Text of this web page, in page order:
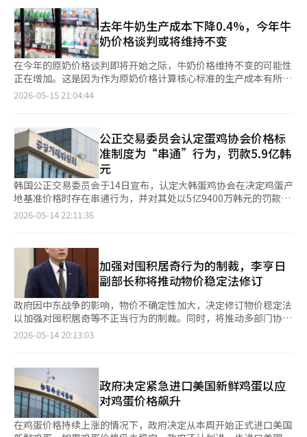
的谈判能力，已完成保障集体协商权的加盟事业法修订，并为120
万家分包商提供了三重安全措施，以确保他们能及时稳定地收到款
项。通过积极的职权调查技术盗窃，整改成果较去年提高了50%以
上，同时也为829万家中小企业和小商户制定了公平交易法修订
案，以便他们通过集体行动与大企业和中型企业进行平等谈判。朱
主席表示：“为了使可持续的公平增长的基调在市场中扎根，公正
交易委员会将继续忠实履行建立公平市场秩序的角色。”※ 本报
道经人工智能（AI）系统翻译与编辑。
787万枚美国和泰国的鸡蛋，预计下个月将再进口224万枚。此次
计划再进口2000万枚，以应对夏季鸡蛋供应减少的情况。农业部
相关人士表示：“由于可产蛋的6个月龄以上的母鸡数量减少，预
计下个月鸡蛋生产量将下降。”他还指出：“6月的日均鸡蛋生产
量预计将比去年减少3.6%，达到4692万枚。”由于供应不足，鸡
蛋价格难以下降。根据畜产质量评估院的数据，今日全国平均零售
价格为7547韩元（约合人民币40元），较去年同期上涨7.58%。
政府还将扩大鸡蛋的折扣支持。从即日起至7月1日，折扣支持单价
韩国养鸡农协、大田忠南养鸡农协和抱川畜协向汉拿罗超市供应的
鸡蛋每盘降低2000韩元。除了鸡蛋，政府还将采取措施稳定鸡肉
价格。今日全国平均零售价格为每公斤6504韩元，较去年同期上
涨15%。农业部决定在原有800万枚肉鸡种蛋的基础上，至8月再
进口900万枚。进口的肉鸡种蛋将在国内养殖33天后上市，旨在恢
复去年水平的鸡肉生产。政府还将实施鸡肉的配额关税和折扣。从
本月底开始，将对3万吨鸡肉实施配额关税。此外，政府还将在7月
1日前提供鸡肉折扣支持，并通过自助资金以每只鸡低于1000韩元
应稳定和减轻消费者的价格负担。”他还表示，将持续监测畜产品
的供需情况，积极应对以保持稳定的供应基础和减轻消费者负担的
计划。※ 本报道经人工智能（AI）系统翻译与编辑。
去年牛奶生产成本下降0.4%，今年牛
奶价格谈判或将维持不变
在今年的原奶价格谈判即将开始之际，牛奶价格维持不变的可能性
正在增加。这是因为作为原奶价格计算核心标准的生产成本有所下
降，导致价格上涨压力低于往年。 根据15日国家数据处发布的
于奶牛的配合饲料价格下降，降低了饲料成本的负担。去年，奶牛
配合饲料的价格从每千克629韩元降至615韩元，下降了2.2%（14
韩元）。 原奶价格由由乳制品行业和奶牛养殖行业组成的奶业振
兴会根据前一年的生产成本变动率进行协商决定。根据现行的原奶
价格联动制，如果生产成本变动率与前一年相比超过±4%，则可
以进行价格协商，价格调整范围为生产成本增减的最大70%。 今
年的价格协商条件是前一年的生产成本变动率未达到±4%，加上
政府的物价稳定政策较强，因此牛奶价格维持不变的可能性较高。
率上升等因素，奶牛养殖户的经营状况恶化，仍然存在价格上涨的
可能性。 奶业振兴会表示，尽管前一年的生产成本变动幅度未达
到标准，但可以根据原奶供需情况和市场条件等进行董事会判断，
进行单独协商。 另一方面，去年畜牧养殖户的各类收益情况不
一。肉牛（肉用牛）的每头顺损失为99万9000韩元，比前一年减
少了61万5000韩元（38.1%），亏损幅度有所改善。然而，自
2022年以来，已连续四年出现亏损。尽管肉牛价格上涨使得收益
有所恢复，但由于小牛价格上涨，生产成本负担依然存在。实际
韩元（1.0%）。 肉用牛的顺损失为149万3000韩元，比前一年减
少了31万5000韩元（17.4%）。分析认为，饲料成本下降和拍卖
价格上涨是导致亏损幅度缩小的原因。 相反，奶牛和猪、鸡的收
益情况有所改善。由于原奶农户销售价格和小牛价格上涨，奶牛的
每头净收益为223万5000韩元，比前一年增加了8万5000韩元
（3.9%）。 育肥猪农户由于猪肉价格上涨，每头净收益为8万
2026-05-15 21:04:44
公正交易委员会认定蛋鸡协会价格标
准制度为“串通”行为，罚款5.9亿韩
元
韩国公正交易委员会于14日宣布，认定大韩蛋鸡协会在决定鸡蛋产
地基准价格时存在串通行为，并对其处以5亿9400万韩元的罚款。
大韩蛋鸡协会自2023年1月至2026年1月，通过地区特别委员会不
格谈判中处于不利地位。 然而，协会的基准价格决定实际上影响
了鸡蛋的实际交易价格。公正交易委员会的调查结果显示，从
2023年到2025年6月，鸡蛋的实际交易价格与协会设定的基准价格
非常接近。 因此，公正交易委员会认为，大韩蛋鸡协会的基准价
格公告限制了会员企业的价格竞争，导致实际交易价格上涨。尤其
是，协会成员农户的养殖数量占国内蛋鸡养殖总数的56.4%，对市
场产生了显著影响，这也是此次制裁的依据之一。 调查还发现，
协会在2023年至2025年间将基准价格提高了9.4%。因此，基准价
1440韩元，导致消费者价格上涨的同时，农户的纯利润也随之增
加。 公正交易委员会将协会的价格公告视为企业团体非法决定基
准价格的行为，并决定对其处以5亿9400万韩元的罚款，同时发出
禁止令、通知相关企业违法事实及对员工进行培训等措施。 公正
交易委员会卡特尔调查局局长文在浩表示：“根据协会在今年大会
上通过的预算约为8亿韩元的情况，决定了罚款金额。这一决定明
2026-05-14 22:11:36
加强对囤积居奇行为的制裁，李亨日
副部长称将推动物价稳定法修订
政府因中东战争的影响，物价不确定性加大，决定修订物价稳定法
以加强对囤积居奇等不正当行为的制裁。同时，将推动多部门协作
以稳定民生密切相关的商品价格。 李亨日财政经济部第一副部长
示：“我国物价与主要国家相比上涨幅度较低，但由于中东战争的
不确定性和基数效应等因素，物价仍面临上行压力。”他呼吁相关
部门齐心协力，全力以赴稳定各类商品价格。 他特别强调了对囤
积居奇等不正当行为的强硬应对方针。他指出：“为了稳定民生物
价，必须彻底根除囤积居奇等不正当行为。”并表示将迅速推动包
2026-05-14 20:13:03
政府决定紧急进口美国新鲜鸡蛋以应
对鸡蛋价格飙升
在鸡蛋价格持续上涨的情况下，政府决定从本周开始正式进口美国